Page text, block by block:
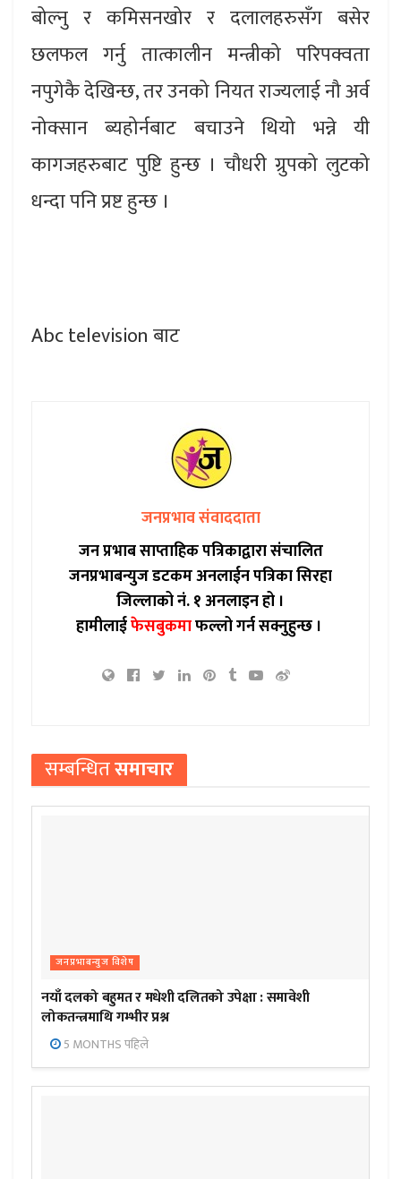
बोल्नु र कमिसनखोर र दलालहरुसँग बसेर
छलफल गर्नु तात्कालीन मन्त्रीको परिपक्वता
नपुगेकै देखिन्छ, तर उनको नियत राज्यलाई नौ अर्व
नोक्सान ब्यहोर्नबाट बचाउने थियो भन्ने यी
कागजहरुबाट पुष्टि हुन्छ । चौधरी ग्रुपको लुटको
धन्दा पनि प्रष्ट हुन्छ ।
Abc television बाट
जनप्रभाव संवाददाता
जन प्रभाब साप्ताहिक पत्रिकाद्वारा संचालित
जनप्रभाबन्युज डटकम अनलाईन पत्रिका सिरहा
जिल्लाको नं. १ अनलाइन हो ।
हामीलाईफेसबुकमाफल्लो गर्न सक्नुहुन्छ ।
सम्बन्धितसमाचार
जनप्रभाबन्युज विशेष
नयाँ दलको बहुमत र मधेशी दलितको उपेक्षा : समावेशी
लोकतन्त्रमाथि गम्भीर प्रश्न
5 MONTHS पहिले